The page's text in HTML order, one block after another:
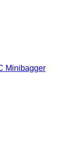
Minibagger